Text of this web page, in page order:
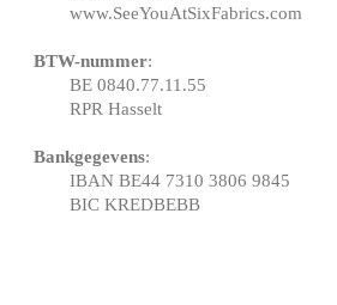
www.SeeYouAtSixFabrics.com
BTW-nummer:
BE 0840.77.11.55
RPR Hasselt
Bankgegevens:
IBAN BE44 7310 3806 9845
BIC KREDBEBB